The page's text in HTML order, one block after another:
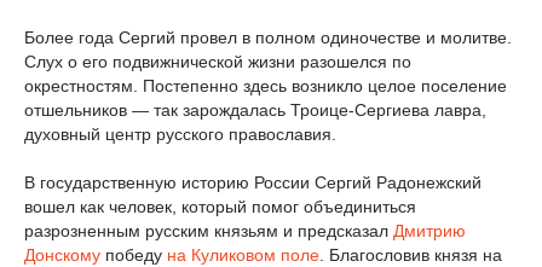
Более года Сергий провел в полном одиночестве и молитве.
Слух о его подвижнической жизни разошелся по
окрестностям. Постепенно здесь возникло целое поселение
отшельников — так зарождалась Троице-Сергиева лавра,
духовный центр русского православия.
В государственную историю России Сергий Радонежский
вошел как человек, который помог объединиться
разрозненным русским князьям и предсказал Дмитрию
Донскому победу на Куликовом поле . Благословив князя на